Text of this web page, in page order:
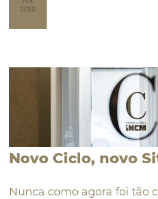
2020
Novo Ciclo, novo
Nunca como agora foi tão